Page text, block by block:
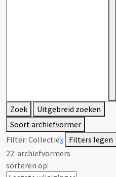
Zoek
Uitgebreid zoeken
Soort archiefvormer
Filter: Collectiex Filters legen
22 archiefvormers
sorteren op: